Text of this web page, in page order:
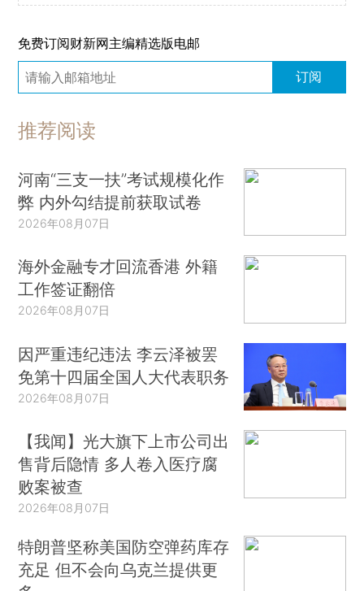
免费订阅财新网主编精选版电邮
订阅
推荐阅读
河南“三支一扶”考试规模化作
弊 内外勾结提前获取试卷
2026年08月07日
海外金融专才回流香港 外籍
工作签证翻倍
2026年08月07日
因严重违纪违法 李云泽被罢
免第十四届全国人大代表职务
2026年08月07日
【我闻】光大旗下上市公司出
售背后隐情 多人卷入医疗腐
败案被查
2026年08月07日
特朗普坚称美国防空弹药库存
充足 但不会向乌克兰提供更